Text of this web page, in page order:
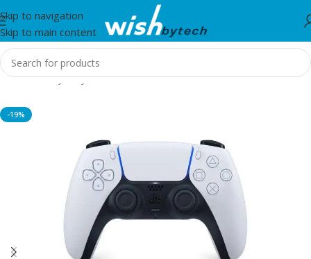
Skip to navigation
Skip to main content
Home/Sony Playstations
-19%